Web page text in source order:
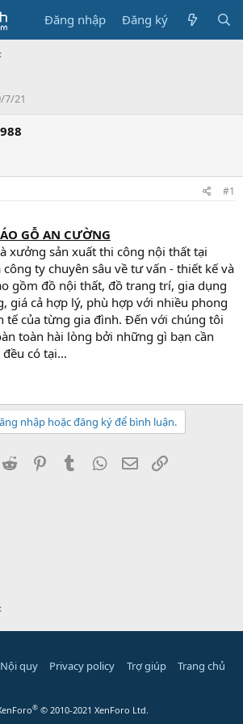
Đăng nhập Đăng ký
7/21
#1
GỖ AN CƯỜNG
xưởng sản xuất thi công nội thất tại
công ty chuyên sâu về tư vấn - thiết kế và
gồm đồ nội thất, đồ trang trí, gia dụng
giá cả hợp lý, phù hợp với nhiều phong
tế của từng gia đình. Đến với chúng tôi
toàn hài lòng bởi những gì bạn cần
có tại...
nhập hoặc đăng ký để bình luận.
Reddit PinterestTumblr WhatsApp
Email
quy Privacy policy Trợ giúp Trang chủ
® © 2010-2021 XenForo Ltd.